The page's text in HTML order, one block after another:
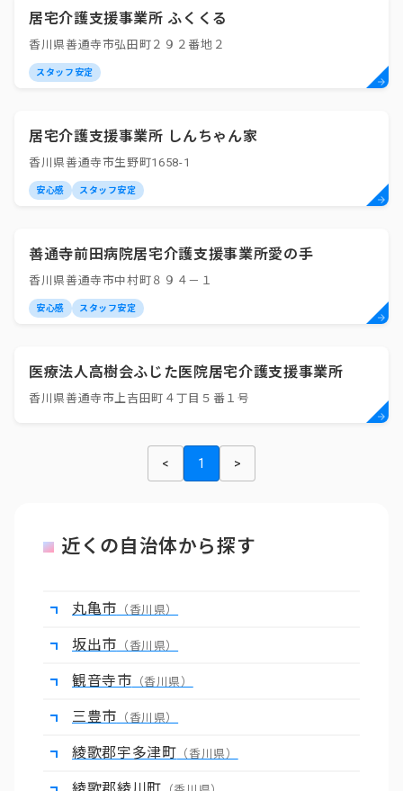
居宅介護支援事業所 ふくくる
香川県善通寺市弘田町２９２番地２
スタッフ安定
居宅介護支援事業所 しんちゃん家
香川県善通寺市生野町1658-1
安心感 スタッフ安定
善通寺前田病院居宅介護支援事業所愛の手
香川県善通寺市中村町８９４－１
安心感 スタッフ安定
医療法人高樹会ふじた医院居宅介護支援事業所
香川県善通寺市上吉田町４丁目５番１号
< 1 >
近くの自治体から探す
丸亀市 （香川県）
坂出市 （香川県）
観音寺市 （香川県）
三豊市 （香川県）
綾歌郡宇多津町 （香川県）